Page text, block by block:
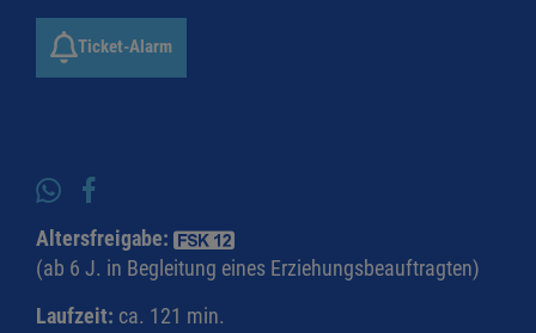
Ticket-Alarm
Altersfreigabe:
(ab 6 J. in Begleitung eines Erziehungsbeauftragten)
Laufzeit: ca. 121 min.